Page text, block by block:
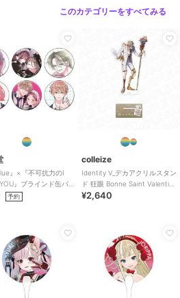
このカテゴリーをすべてみる
』×『不可抗力のI
』ブラインド缶バ
6種）
予約
colleize
Identity V_デカアクリルスタン
ド 狂眼 Bonne Saint Valentin
ver.
¥2,640